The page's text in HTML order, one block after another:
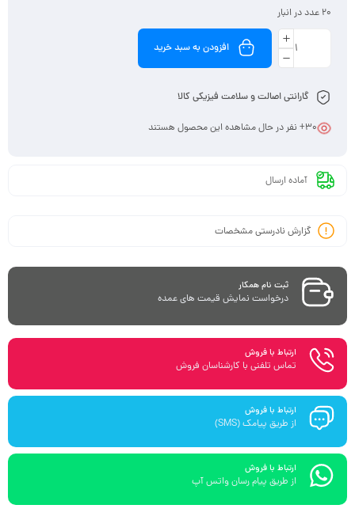
20 عدد در انبار
افزودن به سبد خرید
گارانتی اصالت و سلامت فیزیکی کالا
30+ نفر در حال مشاهده این محصول هستند
آماده ارسال
گزارش نادرستی مشخصات
ثبت نام همکار
درخواست نمایش قیمت های عمده
ارتباط با فروش
تماس تلفنی با کارشناسان فروش
ارتباط با فروش
از طریق پیامک (SMS)
ارتباط با فروش
از طریق پیام رسان واتس آپ